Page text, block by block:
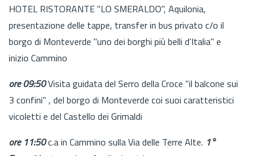
HOTEL RISTORANTE "LO SMERALDO", Aquilonia,
presentazione delle tappe, transfer in bus privato c/o il
borgo di Monteverde "uno dei borghi più belli d'Italia" e
inizio Cammino
ore 09:50Visita guidata del Serro della Croce "il balcone sui
3 confini" , del borgo di Monteverde coi suoi caratteristici
vicoletti e del Castello dei Grimaldi
ore 11:50c.a in Cammino sulla Via delle Terre Alte. 1°